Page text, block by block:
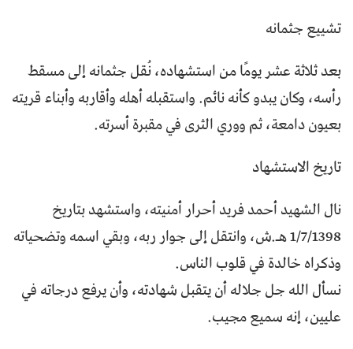
تشييع جثمانه
بعد ثلاثة عشر يومًا من استشهاده، نُقل جثمانه إلى مسقط
رأسه، وكان يبدو كأنه نائم. واستقبله أهله وأقاربه وأبناء قريته
بعيون دامعة، ثم ووري الثرى في مقبرة أسرته.
تاريخ الاستشهاد
نال الشهيد أحمد فريد أحرار أمنيته، واستشهد بتاريخ
1/7/1398 هـ.ش، وانتقل إلى جوار ربه، وبقي اسمه وتضحياته
وذكراه خالدة في قلوب الناس.
نسأل الله جل جلاله أن يتقبل شهادته، وأن يرفع درجاته في
عليين، إنه سميع مجيب.